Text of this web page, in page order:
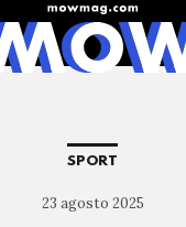
SPORT
23 agosto 2025